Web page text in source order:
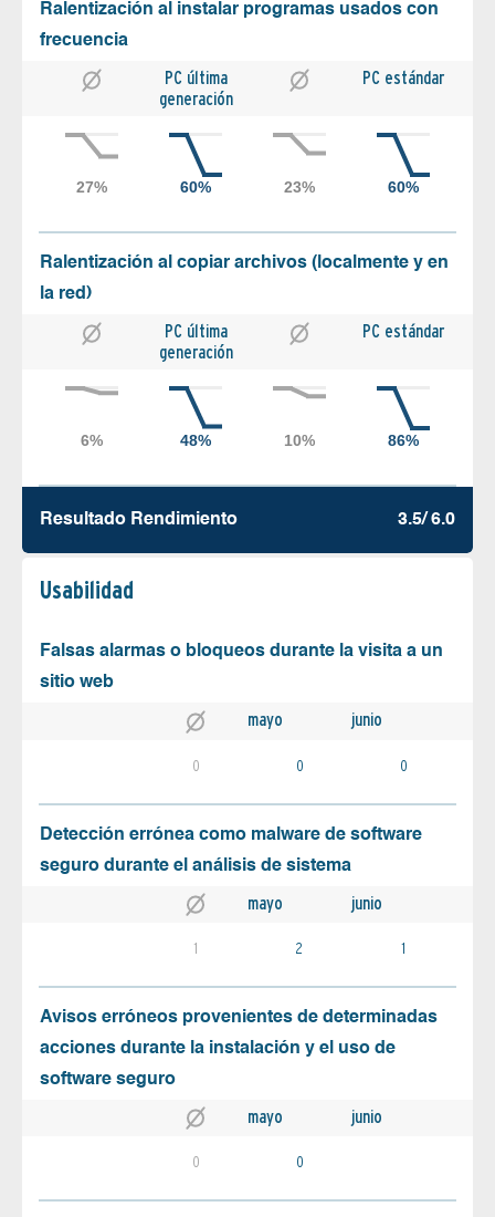
Ralentización al instalar programas usados con
frecuencia
PC última
generación
PC estándar
Ralentización al copiar archivos (localmente y en
la red)
PC última
generación
PC estándar
Resultado Rendimiento 3.5/ 6.0
Usabilidad
Falsas alarmas o bloqueos durante la visita a un
sitio web
mayo junio
0 0 0
Detección errónea como malware de software
seguro durante el análisis de sistema
mayo junio
1 2 1
Avisos erróneos provenientes de determinadas
acciones durante la instalación y el uso de
software seguro
mayo junio
0 0